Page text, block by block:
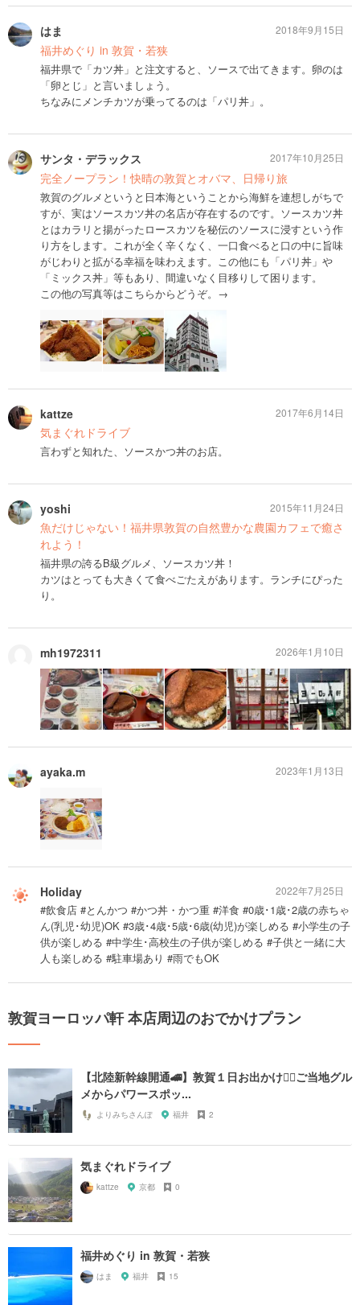
はま
福井めぐり in 敦賀・若狭
福井県で「カツ丼」と注文すると、ソースで出てきます。卵のは
「卵とじ」と言いましょう。
ちなみにメンチカツが乗ってるのは「パリ丼」。
2018年9月15日
サンタ・デラックス
完全ノープラン！快晴の敦賀とオバマ、日帰り旅
敦賀のグルメというと日本海ということから海鮮を連想しがちで
すが、実はソースカツ丼の名店が存在するのです。ソースカツ丼
とはカラリと揚がったロースカツを秘伝のソースに浸すという作
り方をします。これが全く辛くなく、一口食べると口の中に旨味
がじわりと拡がる幸福を味わえます。この他にも「パリ丼」や
「ミックス丼」等もあり、間違いなく目移りして困ります。
この他の写真等はこちらからどうぞ。→
2017年10月25日
kattze
気まぐれドライブ
言わずと知れた、ソースかつ丼のお店。
2017年6月14日
yoshi
魚だけじゃない！福井県敦賀の自然豊かな農園カフェで癒さ
れよう！
福井県の誇るB級グルメ、ソースカツ丼！
カツはとっても大きくて食べごたえがあります。ランチにぴった
り。
2015年11月24日
mh1972311 2026年1月10日
ayaka.m 2023年1月13日
Holiday
#飲食店 #とんかつ #かつ丼・かつ重 #洋食 #0歳･1歳･2歳の赤ちゃ
ん(乳児･幼児)OK #3歳･4歳･5歳･6歳(幼児)が楽しめる #小学生の子
供が楽しめる #中学生･高校生の子供が楽しめる #子供と一緒に大
人も楽しめる #駐車場あり #雨でもOK
2022年7月25日
敦賀ヨーロッパ軒 本店周辺のおでかけプラン
【北陸新幹線開通🚄】敦賀１日お出かけ🚶‍♂️ご当地グル
メからパワースポッ...
よりみちさんぽ 福井 2
気まぐれドライブ
kattze 京都 0
福井めぐり in 敦賀・若狭
はま 福井 15